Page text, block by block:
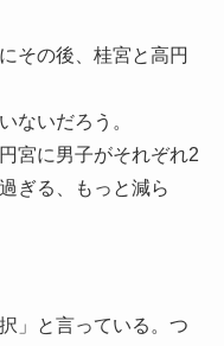
その後、桂宮と高円
ないだろう。
宮に男子がそれぞれ2
ぎる、もっと減ら
」と言っている。つ